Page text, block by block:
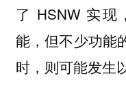
了 HSNW 实现
能，但不少功能
时，则可能发生